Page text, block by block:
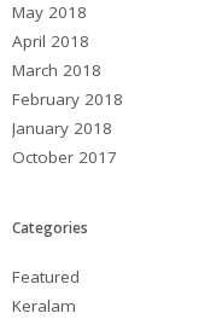
May 2018
April 2018
March 2018
February 2018
January 2018
October 2017
Categories
Featured
Keralam